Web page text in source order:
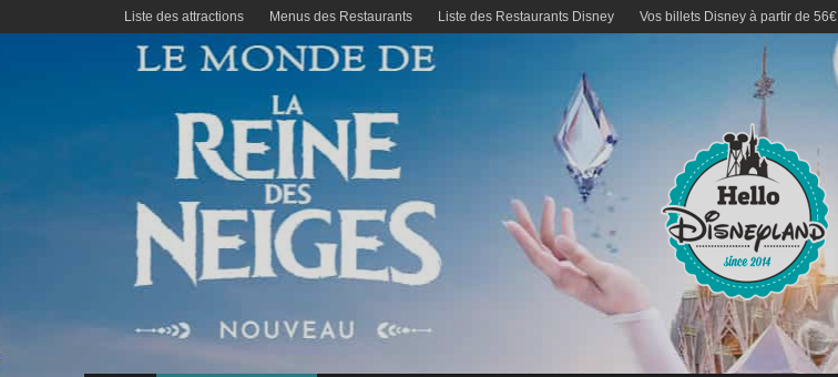
Liste des attractions Menus des Restaurants Liste des Restaurants Disney Vos billets Disney à partir de 56€